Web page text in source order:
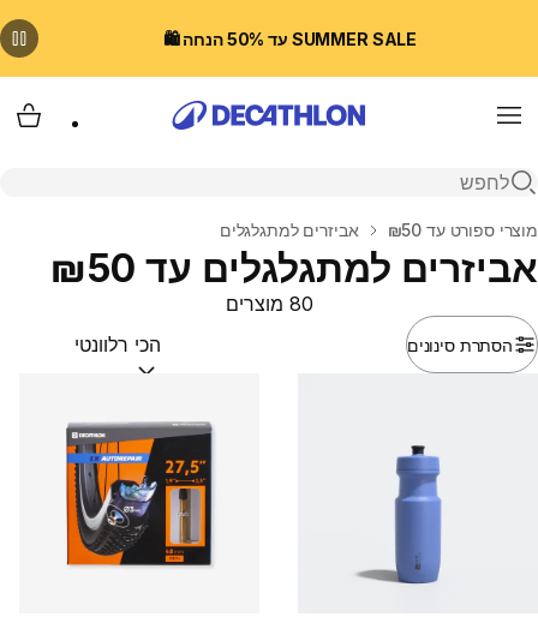
SUMMER SALE עד 50% הנחה 🛍️
Menu
פתיחת חיפוש
בית
מוצרי ספורט עד ₪50 אביזרים למתגלגלים
אביזרים למתגלגלים עד ₪50
הסתרת סינונים
80 מוצרים
מיין לפי:(optional)